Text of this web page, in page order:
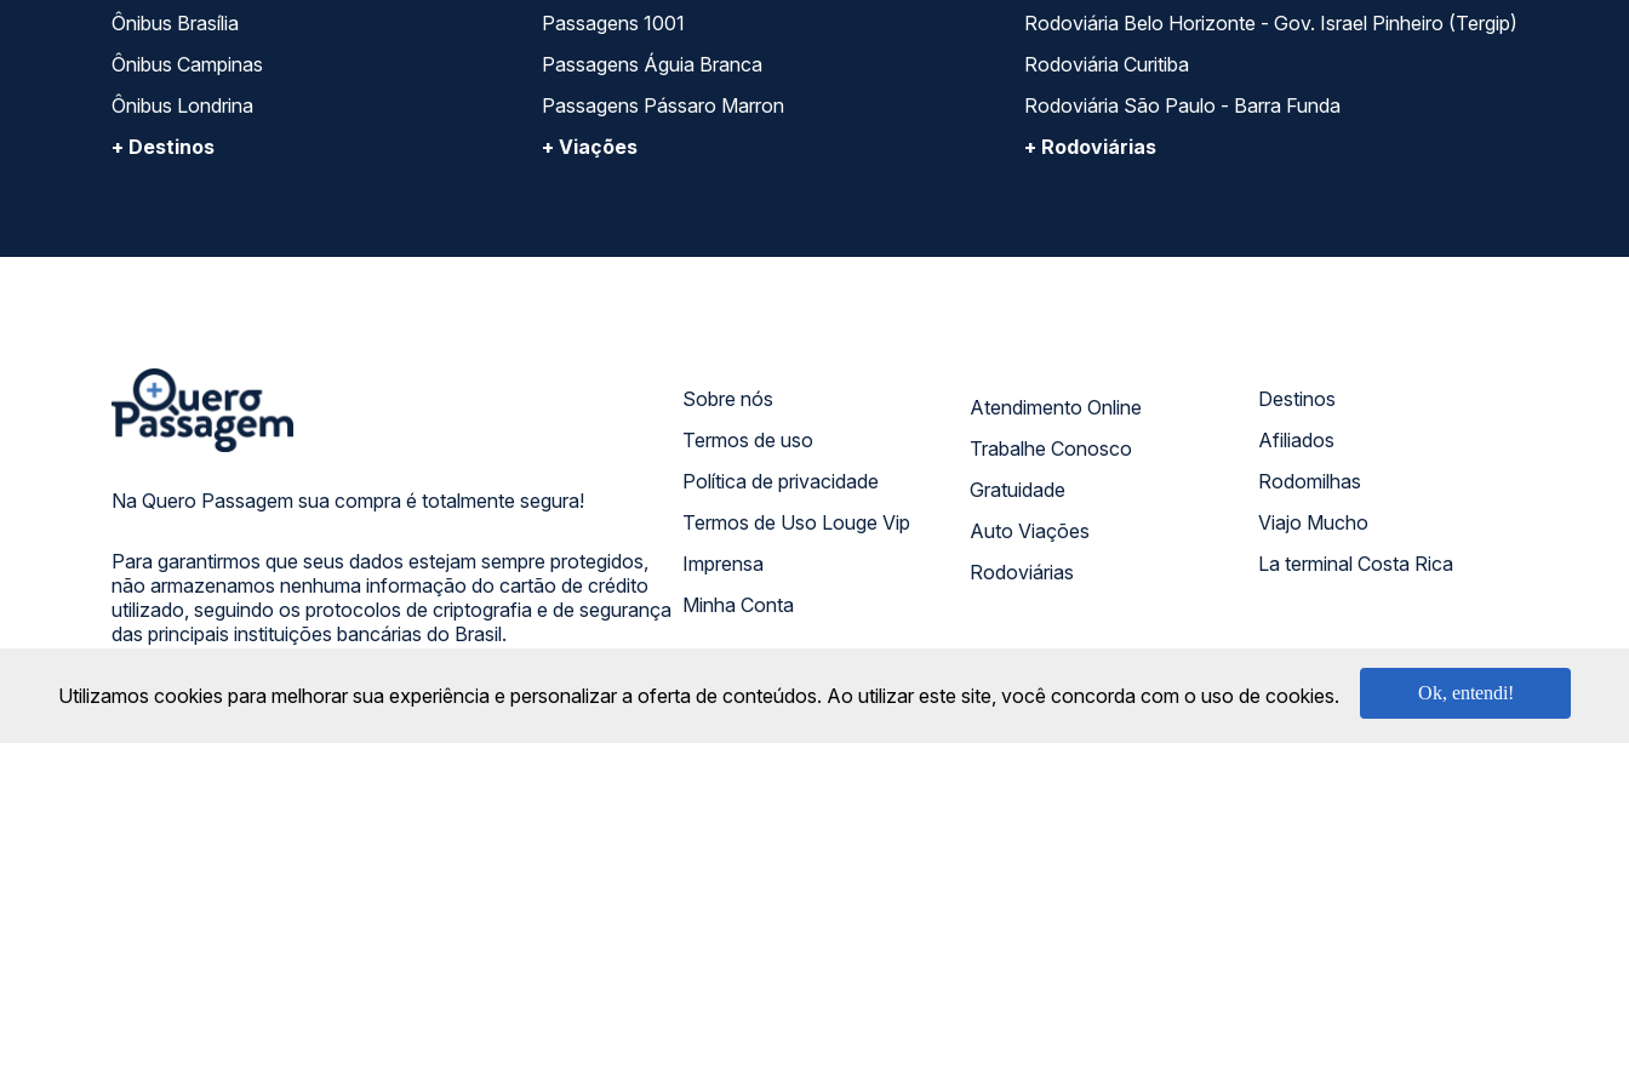
Ônibus Brasília
Ônibus Campinas
Ônibus Londrina
+ Destinos
Passagens 1001
Passagens Águia Branca
Passagens Pássaro Marron
+ Viações
Rodoviária Belo Horizonte - Gov. Israel Pinheiro (Tergip)
Rodoviária Curitiba
Rodoviária São Paulo - Barra Funda
+ Rodoviárias
Na Quero Passagem sua compra é totalmente segura!
Para garantirmos que seus dados estejam sempre protegidos,
não armazenamos nenhuma informação do cartão de crédito
utilizado, seguindo os protocolos de criptografia e de segurança
das principais instituições bancárias do Brasil.
Sobre nós
Termos de uso
Política de privacidade
Termos de Uso Louge Vip
Imprensa
Minha Conta
Atendimento Online
Trabalhe Conosco
Gratuidade
Auto Viações
Rodoviárias
Destinos
Afiliados
Rodomilhas
Viajo Mucho
La terminal Costa Rica
Utilizamos cookies para melhorar sua experiência e personalizar a oferta de conteúdos. Ao utilizar este site, você concorda com o uso de cookies. Ok, entendi!